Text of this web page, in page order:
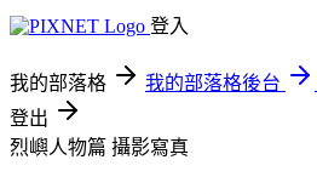
登入
我的部落格 我的部落格後台
登出
烈嶼人物篇 攝影寫真